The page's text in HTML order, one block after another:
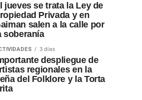
jueves se trata la Ley de
Privada y en
salen a la calle por
soberanía
3 días
despliegue de
regionales en la
del Folklore y la Torta